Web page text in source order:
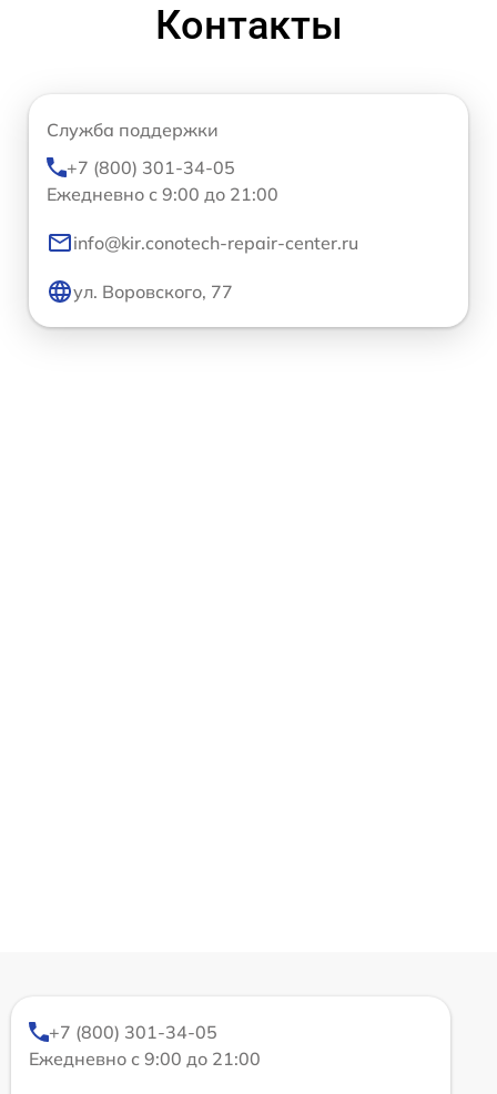
Контакты
Служба поддержки
+7 (800) 301-34-05
Ежедневно с 9:00 до 21:00
info@kir.conotech-repair-center.ru
ул. Воровского, 77
+7 (800) 301-34-05
Ежедневно с 9:00 до 21:00